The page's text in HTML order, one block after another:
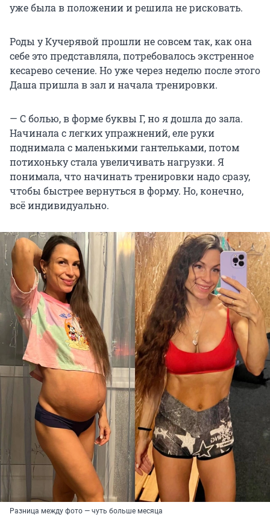
уже была в положении и решила не рисковать.
Роды у Кучерявой прошли не совсем так, как она
себе это представляла, потребовалось экстренное
кесарево сечение. Но уже через неделю после этого
Даша пришла в зал и начала тренировки.
— С болью, в форме буквы Г, но я дошла до зала.
Начинала с легких упражнений, еле руки
поднимала с маленькими гантельками, потом
потихоньку стала увеличивать нагрузки. Я
понимала, что начинать тренировки надо сразу,
чтобы быстрее вернуться в форму. Но, конечно,
всё индивидуально.
Разница между фото — чуть больше месяца